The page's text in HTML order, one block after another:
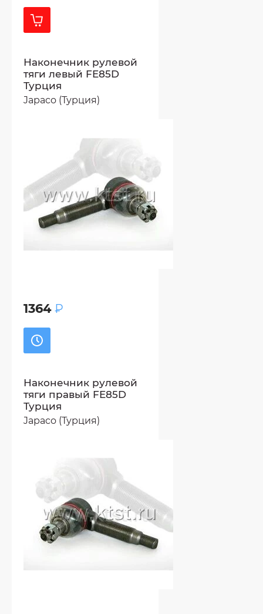
Наконечник рулевой
тяги левый FE85D
Турция
Japaco (Турция)
1364 ₽
Наконечник рулевой
тяги правый FE85D
Турция
Japaco (Турция)